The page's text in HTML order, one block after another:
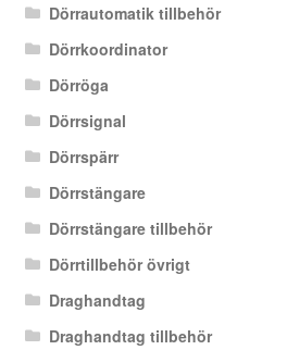
Dörrautomatik tillbehör
Dörrkoordinator
Dörröga
Dörrsignal
Dörrspärr
Dörrstängare
Dörrstängare tillbehör
Dörrtillbehör övrigt
Draghandtag
Draghandtag tillbehör